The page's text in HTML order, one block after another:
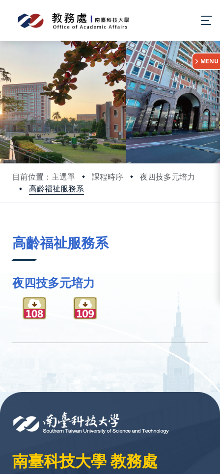
目前位置：主選單 課程時序
夜四技多元培力
高齡福祉服務系
:::
MENU
高齡福祉服務系
夜四技多元培力
南臺科技大學 教務處